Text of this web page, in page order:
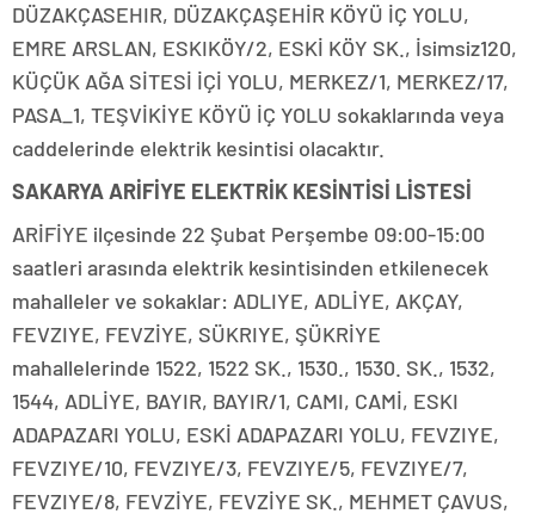
DÜZAKÇASEHIR, DÜZAKÇAŞEHİR KÖYÜ İÇ YOLU,
EMRE ARSLAN, ESKIKÖY/2, ESKİ KÖY SK., İsimsiz120,
KÜÇÜK AĞA SİTESİ İÇİ YOLU, MERKEZ/1, MERKEZ/17,
PASA_1, TEŞVİKİYE KÖYÜ İÇ YOLU sokaklarında veya
caddelerinde elektrik kesintisi olacaktır.
SAKARYA ARİFİYE ELEKTRİK KESİNTİSİ LİSTESİ
ARİFİYE ilçesinde 22 Şubat Perşembe 09:00-15:00
saatleri arasında elektrik kesintisinden etkilenecek
mahalleler ve sokaklar: ADLIYE, ADLİYE, AKÇAY,
FEVZIYE, FEVZİYE, SÜKRIYE, ŞÜKRİYE
mahallelerinde 1522, 1522 SK., 1530., 1530. SK., 1532,
1544, ADLİYE, BAYIR, BAYIR/1, CAMI, CAMİ, ESKI
ADAPAZARI YOLU, ESKİ ADAPAZARI YOLU, FEVZIYE,
FEVZIYE/10, FEVZIYE/3, FEVZIYE/5, FEVZIYE/7,
FEVZIYE/8, FEVZİYE, FEVZİYE SK., MEHMET ÇAVUS,